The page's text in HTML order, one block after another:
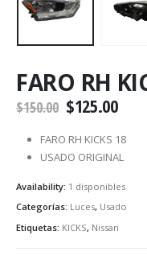
FARO RH
$150.00 $125.00
FARO RH KICKS 18
USADO ORIGINAL
Availability: 1 disponibles
Categorías: Luces, Usado
Etiquetas: KICKS, Nissan